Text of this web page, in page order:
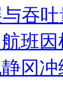
吞
班
冈